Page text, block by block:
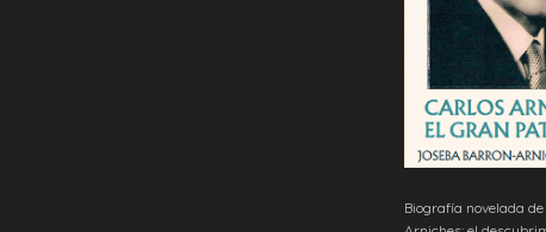
Biografía novelada